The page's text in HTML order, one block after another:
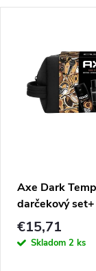
Axe Dark
darčekový
taška
€15,71
Skladom 2 ks